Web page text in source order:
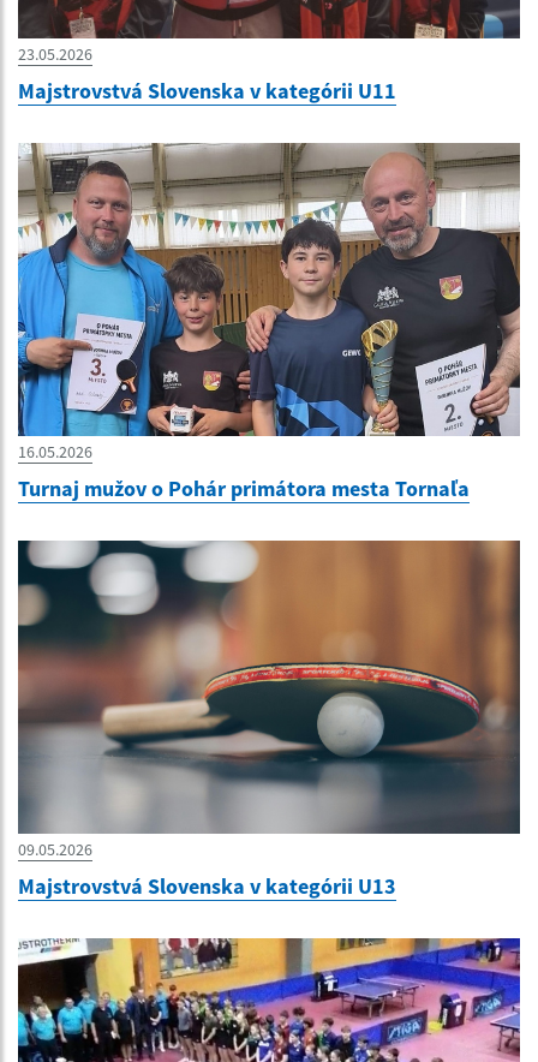
23.05.2026
Majstrovstvá Slovenska v kategórii U11
16.05.2026
Turnaj mužov o Pohár primátora mesta Tornaľa
09.05.2026
Majstrovstvá Slovenska v kategórii U13